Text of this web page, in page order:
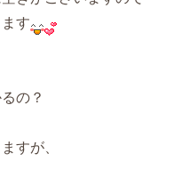
す
の？
すが、